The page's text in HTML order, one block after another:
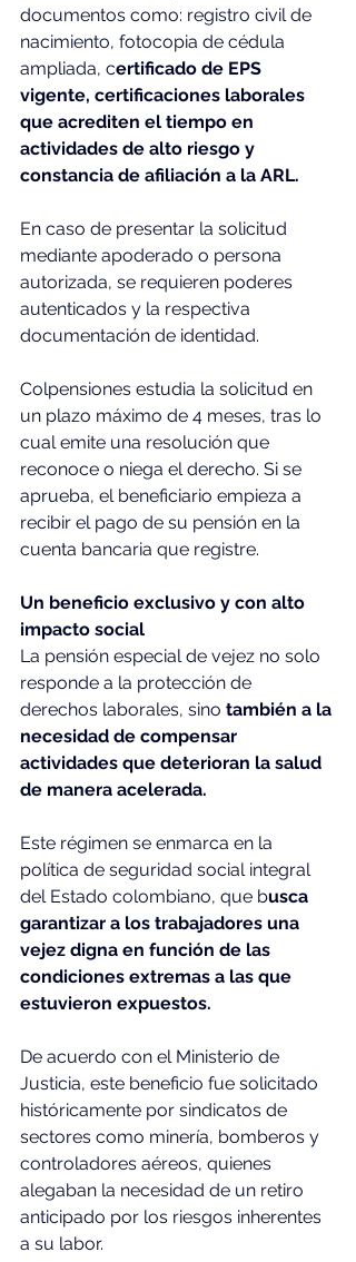
documentos como: registro civil de
nacimiento, fotocopia de cédula
ampliada, certificado de EPS
vigente, certificaciones laborales
que acrediten el tiempo en
actividades de alto riesgo y
constancia de afiliación a la ARL.
En caso de presentar la solicitud
mediante apoderado o persona
autorizada, se requieren poderes
autenticados y la respectiva
documentación de identidad.
Colpensiones estudia la solicitud en
un plazo máximo de 4 meses, tras lo
cual emite una resolución que
reconoce o niega el derecho. Si se
aprueba, el beneficiario empieza a
recibir el pago de su pensión en la
cuenta bancaria que registre.
Un beneficio exclusivo y con alto
impacto social
La pensión especial de vejez no solo
responde a la protección de
derechos laborales, sino también a la
necesidad de compensar
actividades que deterioran la salud
de manera acelerada.
Este régimen se enmarca en la
política de seguridad social integral
del Estado colombiano, que busca
garantizar a los trabajadores una
vejez digna en función de las
condiciones extremas a las que
estuvieron expuestos.
De acuerdo con el Ministerio de
Justicia, este beneficio fue solicitado
históricamente por sindicatos de
sectores como minería, bomberos y
controladores aéreos, quienes
alegaban la necesidad de un retiro
anticipado por los riesgos inherentes
a su labor.